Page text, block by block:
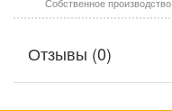
Собственное производство
Отзывы (0)